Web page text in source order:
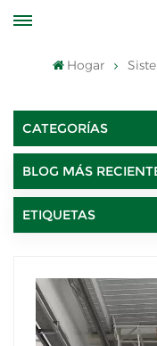
Hogar
CATEGORÍAS
BLOG MÁS
ETIQUETAS